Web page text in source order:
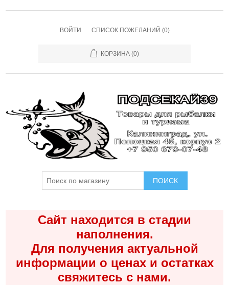
ВОЙТИ СПИСОК ПОЖЕЛАНИЙ (0)
КОРЗИНА (0)
ПОИСК
Сайт находится в стадии
наполнения.
Для получения актуальной
информации о ценах и остатках
свяжитесь с нами.